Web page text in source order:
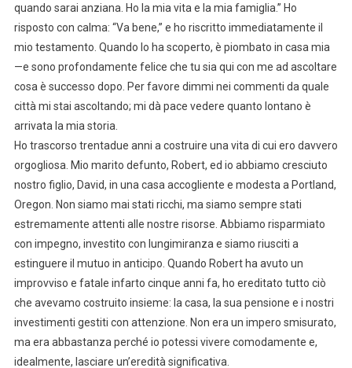
quando sarai anziana. Ho la mia vita e la mia famiglia.” Ho
risposto con calma: “Va bene,” e ho riscritto immediatamente il
mio testamento. Quando lo ha scoperto, è piombato in casa mia
—e sono profondamente felice che tu sia qui con me ad ascoltare
cosa è successo dopo. Per favore dimmi nei commenti da quale
città mi stai ascoltando; mi dà pace vedere quanto lontano è
arrivata la mia storia.
Ho trascorso trentadue anni a costruire una vita di cui ero davvero
orgogliosa. Mio marito defunto, Robert, ed io abbiamo cresciuto
nostro figlio, David, in una casa accogliente e modesta a Portland,
Oregon. Non siamo mai stati ricchi, ma siamo sempre stati
estremamente attenti alle nostre risorse. Abbiamo risparmiato
con impegno, investito con lungimiranza e siamo riusciti a
estinguere il mutuo in anticipo. Quando Robert ha avuto un
improvviso e fatale infarto cinque anni fa, ho ereditato tutto ciò
che avevamo costruito insieme: la casa, la sua pensione e i nostri
investimenti gestiti con attenzione. Non era un impero smisurato,
ma era abbastanza perché io potessi vivere comodamente e,
idealmente, lasciare un’eredità significativa.